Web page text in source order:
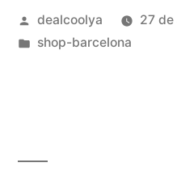
2026»
Publicado
por
dealcoolya
27
Publicado
shop-barcelona